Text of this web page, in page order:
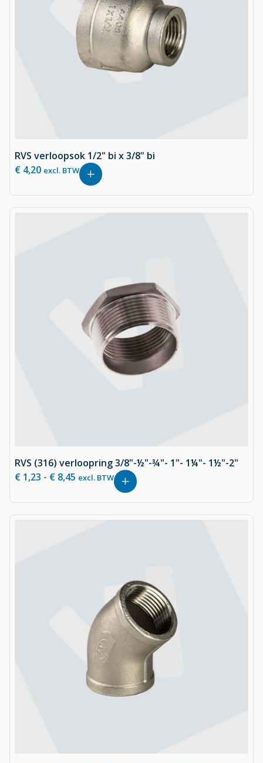
RVS verloopsok 1/2" bi x 3/8" bi
€ 4,20 excl. BTW
RVS (316) verloopring 3/8"-½"-¾"- 1"- 1¼"- 1½"-2"
€ 1,23 - € 8,45 excl. BTW